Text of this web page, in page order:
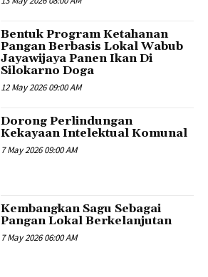
Bentuk Program Ketahanan
Pangan Berbasis Lokal Wabub
Jayawijaya Panen Ikan Di
Silokarno Doga
12 May 2026 09:00 AM
Dorong Perlindungan
Kekayaan Intelektual Komunal
7 May 2026 09:00 AM
Kembangkan Sagu Sebagai
Pangan Lokal Berkelanjutan
7 May 2026 06:00 AM